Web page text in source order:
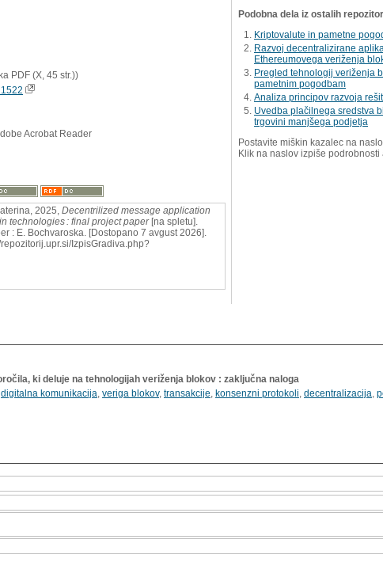
PDF (X, 45 str.))
Acrobat Reader
2025, Decentrilized message application
technologies : final project paper[na spletu].
: E. Bochvaroska. [Dostopano 7 avgust 2026].
IzpisGradiva.php?
Podobna dela iz ostalih
Kriptovalute in pametne
Razvoj decentralizirane
Ethereumovega veriženja
Pregled tehnologij veriženja
pametnim pogodbam
Analiza principov razvoja
Uvedba plačilnega sredstva
trgovini manjšega podjetja
Postavite miškin kazalec na
Klik na naslov izpiše podrobnosti
ki deluje na tehnologijah veriženja blokov : zaključna naloga
digitalna komunikacija, veriga blokov, transakcije, konsenzni protokoli, decentralizacija,